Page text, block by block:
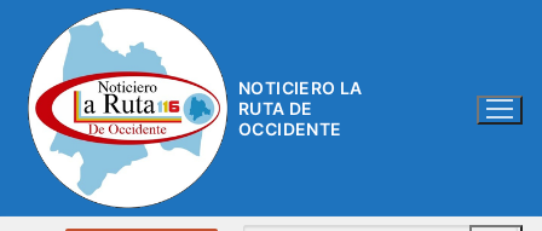
contenido
NOTICIERO LA
RUTA DE
OCCIDENTE